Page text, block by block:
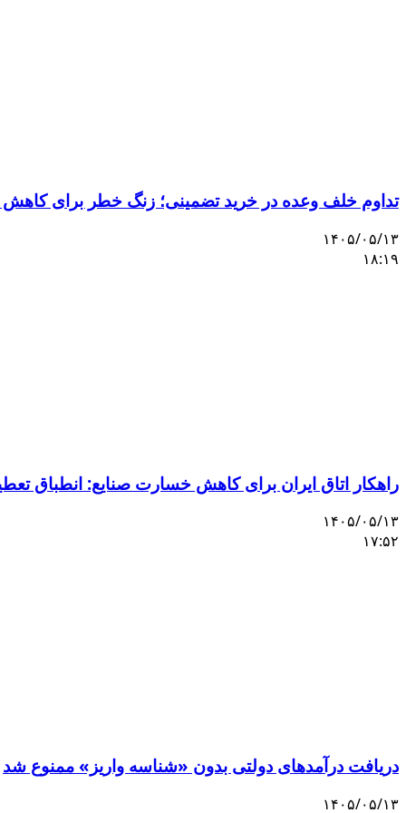
تداوم خلف وعده در خرید تضمینی؛ زنگ خطر برای
۱۴۰۵/۰۵/۱۳
۱۸:۱۹
راهکار اتاق ایران برای کاهش خسارت صنایع: انطباق
۱۴۰۵/۰۵/۱۳
۱۷:۵۲
دریافت درآمدهای دولتی بدون «شناسه واریز» ممنوع شد
۱۴۰۵/۰۵/۱۳